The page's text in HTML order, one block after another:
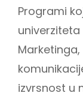
Programi
Marketinga,
izvrsnost u